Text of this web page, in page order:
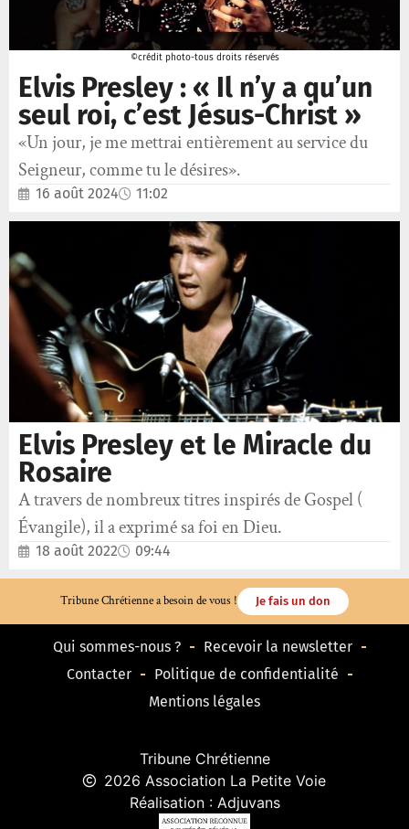
©crédit photo-tous droits réservés
Elvis Presley : « Il n’y a qu’un
seul roi, c’est Jésus-Christ »
«Un jour, je me mettrai entièrement au service du
Seigneur, comme tu le désires».
16 août 2024 11:02
Elvis Presley et le Miracle du
Rosaire
A travers de nombreux titres inspirés de Gospel (
Évangile), il a exprimé sa foi en Dieu.
18 août 2022 09:44
Tribune Chrétienne a besoin de vous ! Je fais un don
Qui sommes-nous ?
Recevoir la newsletter
Contacter
Politique de confidentialité
Mentions légales
Tribune Chrétienne
2026 Association La Petite Voie
Réalisation : Adjuvans